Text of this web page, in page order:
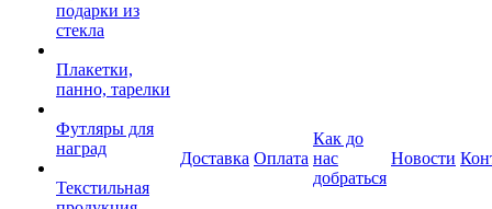
подарки из
стекла
Плакетки,
панно, тарелки
Футляры для
наград
Текстильная
Доставка Оплата
Как до
нас
добраться
Новости